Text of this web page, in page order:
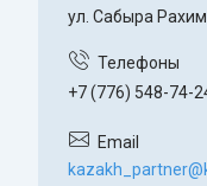
ул. Сабыра
+7 (776) 548-74-